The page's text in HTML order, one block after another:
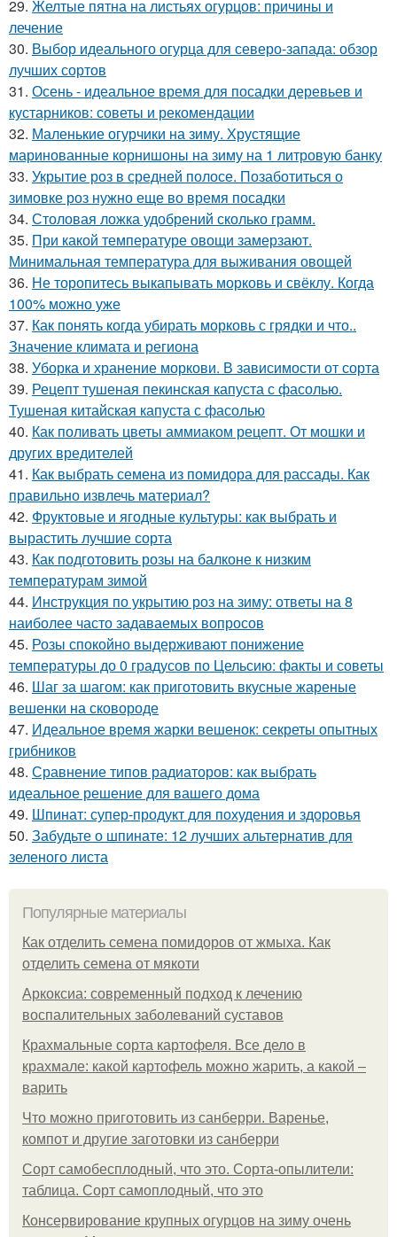
29. Желтые пятна на листьях огурцов: причины и
лечение
30. Выбор идеального огурца для северо-запада: обзор
лучших сортов
31. Осень - идеальное время для посадки деревьев и
кустарников: советы и рекомендации
32. Маленькие огурчики на зиму. Хрустящие
маринованные корнишоны на зиму на 1 литровую банку
33. Укрытие роз в средней полосе. Позаботиться о
зимовке роз нужно еще во время посадки
34. Столовая ложка удобрений сколько грамм.
35. При какой температуре овощи замерзают.
Минимальная температура для выживания овощей
36. Не торопитесь выкапывать морковь и свёклу. Когда
100% можно уже
37. Как понять когда убирать морковь с грядки и что..
Значение климата и региона
38. Уборка и хранение моркови. В зависимости от сорта
39. Рецепт тушеная пекинская капуста с фасолью.
Тушеная китайская капуста с фасолью
40. Как поливать цветы аммиаком рецепт. От мошки и
других вредителей
41. Как выбрать семена из помидора для рассады. Как
правильно извлечь материал?
42. Фруктовые и ягодные культуры: как выбрать и
вырастить лучшие сорта
43. Как подготовить розы на балконе к низким
температурам зимой
44. Инструкция по укрытию роз на зиму: ответы на 8
наиболее часто задаваемых вопросов
45. Розы спокойно выдерживают понижение
температуры до 0 градусов по Цельсию: факты и советы
46. Шаг за шагом: как приготовить вкусные жареные
вешенки на сковороде
47. Идеальное время жарки вешенок: секреты опытных
грибников
48. Сравнение типов радиаторов: как выбрать
идеальное решение для вашего дома
49. Шпинат: супер-продукт для похудения и здоровья
50. Забудьте о шпинате: 12 лучших альтернатив для
зеленого листа
Популярные материалы
Как отделить семена помидоров от жмыха. Как
отделить семена от мякоти
Аркоксиа: современный подход к лечению
воспалительных заболеваний суставов
Крахмальные сорта картофеля. Все дело в
крахмале: какой картофель можно жарить, а какой –
варить
Что можно приготовить из санберри. Варенье,
компот и другие заготовки из санберри
Сорт самобесплодный, что это. Сорта-опылители:
таблица. Сорт самоплодный, что это
Консервирование крупных огурцов на зиму очень